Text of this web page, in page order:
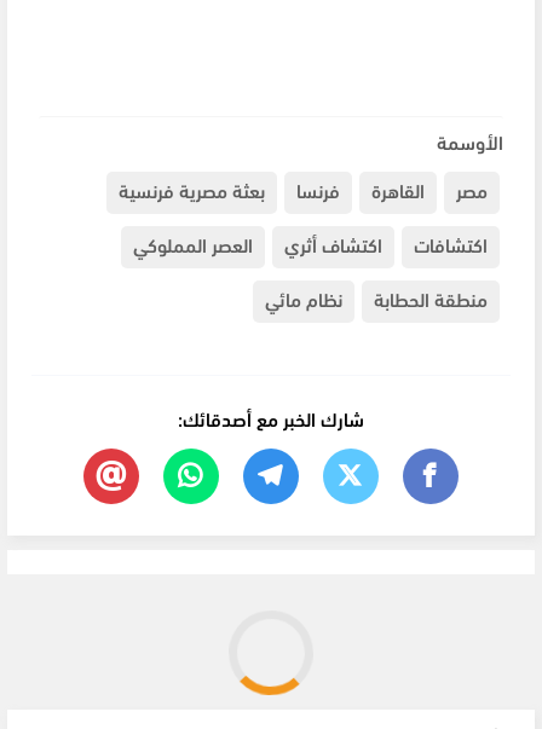
الأوسمة
مصر
القاهرة فرنسا
بعثة مصرية فرنسية
اكتشافات
اكتشاف أثري
العصر المملوكي
منطقة الحطابة
نظام مائي
شارك الخبر مع أصدقائك: